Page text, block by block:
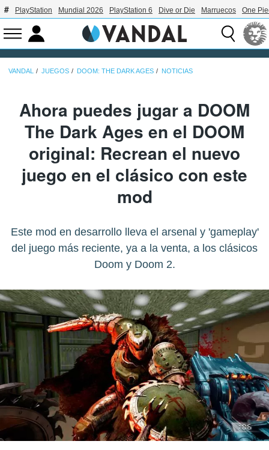
PlayStation Mundial 2026 PlayStation 6 Dive or Die Marruecos One
VANDAL JUEGOS DOOM: THE DARK AGES NOTICIAS
Ahora puedes jugar a DOOM
The Dark Ages en el DOOM
original: Recrean el nuevo
juego en el clásico con este
mod
Este mod en desarrollo lleva el arsenal y 'gameplay'
del juego más reciente, ya a la venta, a los clásicos
Doom y Doom 2.